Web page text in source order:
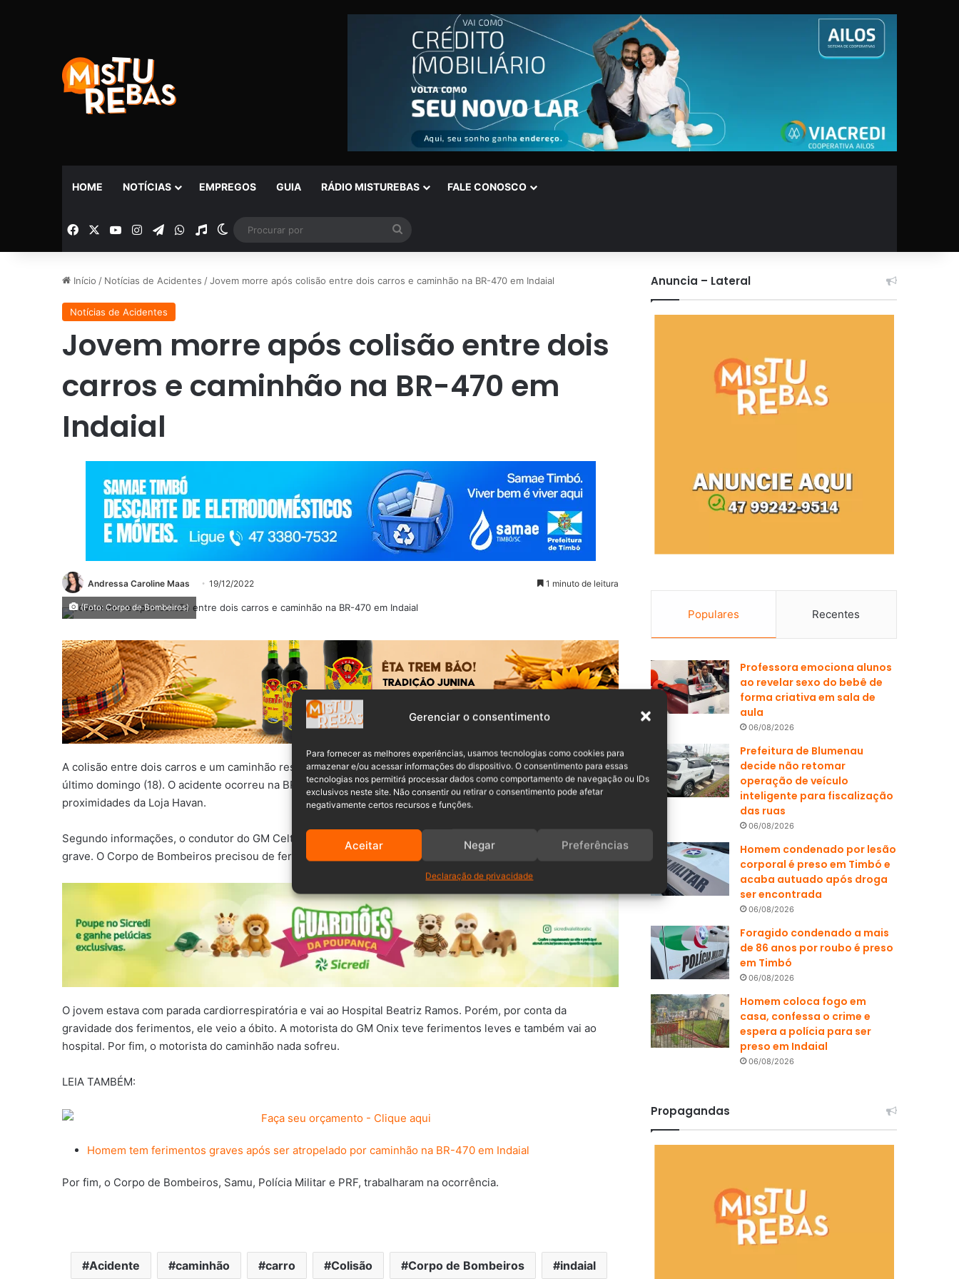
Gerenciar o consentimento
Para fornecer as melhores experiências, usamos tecnologias como cookies para
armazenar e/ou acessar informações do dispositivo. O consentimento para essas
tecnologias nos permitirá processar dados como comportamento de navegação ou IDs
exclusivos neste site. Não consentir ou retirar o consentimento pode afetar
negativamente certos recursos e funções.
Aceitar Negar Preferências
Declaração de privacidade
HOME NOTÍCIAS EMPREGOS GUIA RÁDIO MISTUREBAS FALE CONOSCO
Facebook YouTubeInstagramTelegramWhatsApp
Rádio Switch skin
por
Início / Notícias de Acidentes /Jovem morre após colisão entre dois carros e caminhão na BR-470 em Indaial
Notícias de Acidentes
Jovem morre após colisão entre dois
carros e caminhão na BR-470 em
Indaial
Andressa Caroline Maas 19/12/2022 1 minuto de leitura
(Foto: Corpo de Bombeiros)
A colisão entre dois carros e um caminhão resultou na morte de um jovem de 18 anos por volta das 23h22 do
último domingo (18). O acidente ocorreu na BR-470, km 67, no bairro Encano Norte, emIndaial, nas
proximidades da Loja Havan.
Segundo informações, o condutor do GM Celta com placas do Mercosul, estava preso às ferragens em estado
grave. O Corpo de Bombeiros precisou de ferramentas hidráulicas para resgatar a vítima.
O jovem estava com parada cardiorrespiratória e vai ao Hospital Beatriz Ramos. Porém, por conta da
gravidade dos ferimentos, ele veio a óbito. A motorista do GM Onix teve ferimentos leves e também vai ao
hospital. Por fim, o motorista do caminhão nada sofreu.
LEIA TAMBÉM:
Homem tem ferimentos graves após ser atropelado por caminhão na BR-470 em Indaial
Por fim, o Corpo de Bombeiros, Samu, Polícia Militar e PRF, trabalharam na ocorrência.
Acidente caminhão carro Colisão Corpo de Bombeiros indaial
Anuncia – Lateral
Populares Recentes
Professora emociona alunos
ao revelar sexo do bebê de
forma criativa em sala de
aula
06/08/2026
Prefeitura de Blumenau
decide não retomar
operação de veículo
inteligente para fiscalização
das ruas
06/08/2026
Homem condenado por lesão
corporal é preso em Timbó e
acaba autuado após droga
ser encontrada
06/08/2026
Foragido condenado a mais
de 86 anos por roubo é preso
em Timbó
06/08/2026
Homem coloca fogo em
casa, confessa o crime e
espera a polícia para ser
preso em Indaial
06/08/2026
Propagandas